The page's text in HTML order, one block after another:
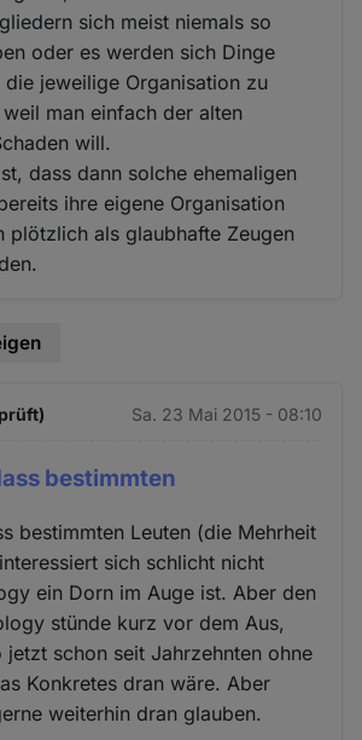
sich meist niemals so
oder es werden sich Dinge
jeweilige Organisation zu
man einfach der alten
will.
dass dann solche ehemaligen
ihre eigene Organisation
plötzlich als glaubhafte Zeugen
Sa. 23 Mai 2015 - 08:10
bestimmten
bestimmten Leuten (die Mehrheit
sich schlicht nicht
ein Dorn im Auge ist. Aber den
stünde kurz vor dem Aus,
jetzt schon seit Jahrzehnten ohne
Konkretes dran wäre. Aber
weiterhin dran glauben.